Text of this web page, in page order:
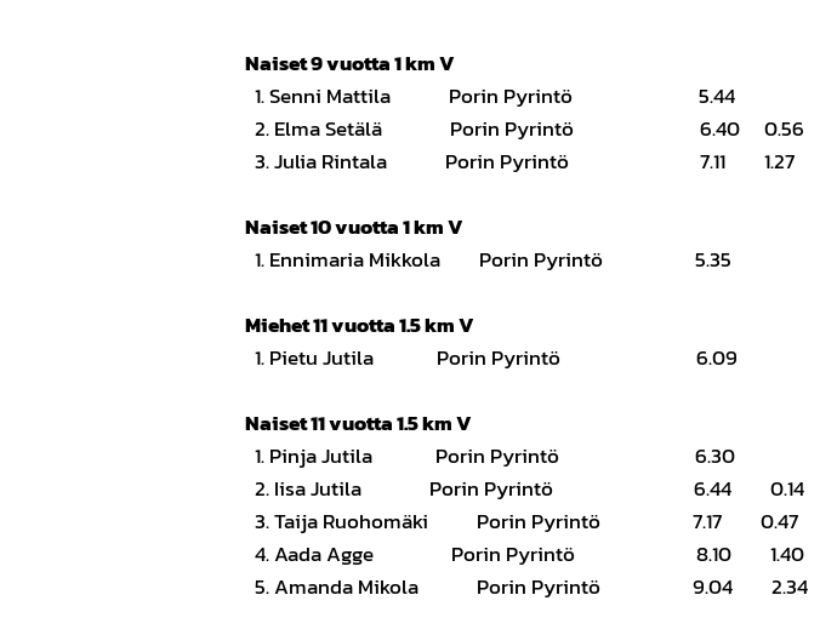
Naiset 9 vuotta 1 km V
1. Senni Mattila Porin Pyrintö 5.44
2. Elma Setälä Porin Pyrintö 6.40 0.56
3. Julia Rintala Porin Pyrintö 7.11 1.27
Naiset 10 vuotta 1 km V
1. Ennimaria Mikkola Porin Pyrintö 5.35
Miehet 11 vuotta 1.5 km V
1. Pietu Jutila Porin Pyrintö 6.09
Naiset 11 vuotta 1.5 km V
1. Pinja Jutila Porin Pyrintö 6.30
2. Iisa Jutila Porin Pyrintö 6.44 0.14
3. Taija Ruohomäki Porin Pyrintö 7.17 0.47
4. Aada Agge Porin Pyrintö 8.10 1.40
5. Amanda Mikola Porin Pyrintö 9.04 2.34